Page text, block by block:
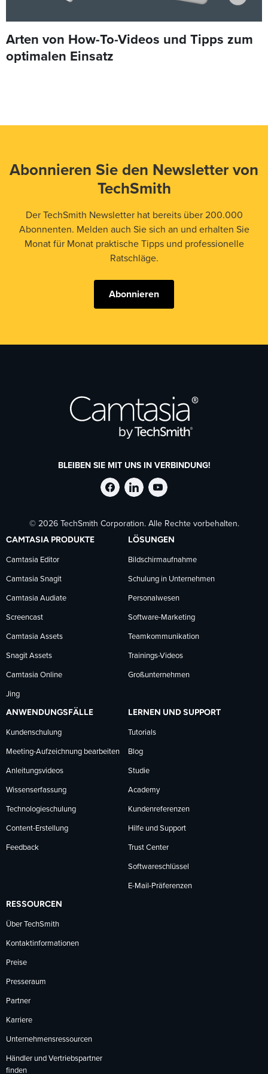
Arten von How-To-Videos und Tipps zum
optimalen Einsatz
Abonnieren Sie den Newsletter von
TechSmith
Der TechSmith Newsletter hat bereits über 200.000
Abonnenten. Melden auch Sie sich an und erhalten Sie
Monat für Monat praktische Tipps und professionelle
Ratschläge.
Abonnieren
BLEIBEN SIE MIT UNS IN VERBINDUNG!
TechSmith
auf
Facebook
folgen
TechSmith
auf
LinkedIn
folgen
TechSmith
auf
YouTube
folgen
© 2026 TechSmith Corporation. Alle Rechte vorbehalten.
CAMTASIA PRODUKTE
Camtasia Editor
Camtasia Snagit
Camtasia Audiate
Screencast
Camtasia Assets
Snagit Assets
Camtasia Online
Jing
LÖSUNGEN
Bildschirmaufnahme
Schulung in Unternehmen
Personalwesen
Software-Marketing
Teamkommunikation
Trainings-Videos
Großunternehmen
ANWENDUNGSFÄLLE
Kundenschulung
Meeting-Aufzeichnung bearbeiten
Anleitungsvideos
Wissenserfassung
Technologieschulung
Content-Erstellung
Feedback
LERNEN UND SUPPORT
Tutorials
Blog
Studie
Academy
Kundenreferenzen
Hilfe und Support
Trust Center
Softwareschlüssel
E-Mail-Präferenzen
RESSOURCEN
Über TechSmith
Kontaktinformationen
Preise
Presseraum
Partner
Karriere
Unternehmensressourcen
Händler und Vertriebspartner
finden